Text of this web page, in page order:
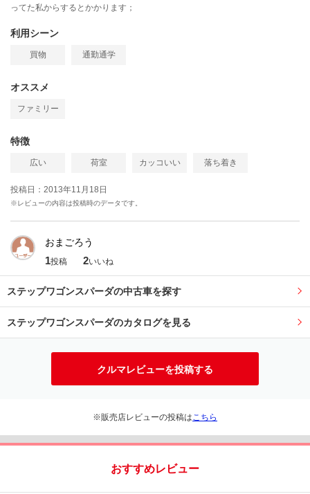
ってた私からするとかかります；
利用シーン
買物 通勤通学
オススメ
ファミリー
特徴
広い 荷室 カッコいい 落ち着き
投稿日：2013年11月18日
※レビューの内容は投稿時のデータです。
おまごろう
1投稿 2いいね
ステップワゴンスパーダの中古車を探す
ステップワゴンスパーダのカタログを見る
クルマレビューを投稿する
※販売店レビューの投稿は こちら
おすすめレビュー